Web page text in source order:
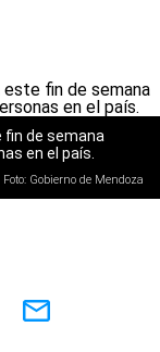
fin de semana
en el país.
Foto: Gobierno de Mendoza